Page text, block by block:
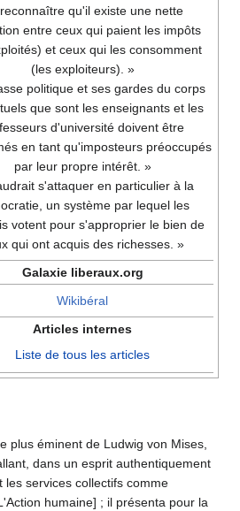
qu'il existe une nette
entre ceux qui paient les impôts
et ceux qui les consomment
(les exploiteurs). »
politique et ses gardes du corps
que sont les enseignants et les
d'université doivent être
en tant qu'imposteurs préoccupés
par leur propre intérêt. »
s'attaquer en particulier à la
un système par lequel les
votent pour s'approprier le bien de
qui ont acquis des richesses. »
Galaxie liberaux.org
Wikibéral
Articles internes
Liste de tous les articles
plus éminent de Ludwig von Mises,
dans un esprit authentiquement
services collectifs comme
humaine] ; il présenta pour la